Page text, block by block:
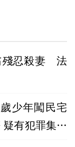
殘忍殺妻 法
少年闖民宅
有犯罪集團